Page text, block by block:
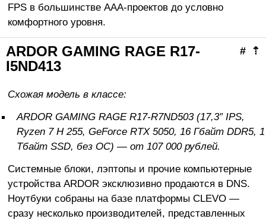
FPS в большинстве ААА-проектов до условно
комфортного уровня.
⇡
#
ARDOR GAMING RAGE R17-
I5ND413
Схожая модель в классе:
ARDOR GAMING RAGE R17-R7ND503 (17,3″ IPS,
Ryzen 7 H 255, GeForce RTX 5050, 16 Гбайт DDR5, 1
Тбайт SSD, без ОС) — от 107 000 рублей.
Системные блоки, лэптопы и прочие компьютерные
устройства ARDOR эксклюзивно продаются в DNS.
Ноутбуки собраны на базе платформы CLEVO —
сразу несколько производителей, представленных